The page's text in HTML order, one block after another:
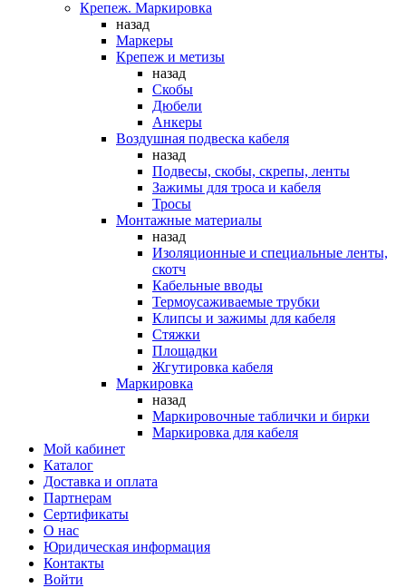
Крепеж. Маркировка
назад
Маркеры
Крепеж и метизы
назад
Скобы
Дюбели
Анкеры
Воздушная подвеска кабеля
назад
Подвесы, скобы, скрепы, ленты
Зажимы для троса и кабеля
Тросы
Монтажные материалы
назад
Изоляционные и специальные ленты,
скотч
Кабельные вводы
Термоусаживаемые трубки
Клипсы и зажимы для кабеля
Стяжки
Площадки
Жгутировка кабеля
Маркировка
назад
Маркировочные таблички и бирки
Маркировка для кабеля
Мой кабинет
Каталог
Доставка и оплата
Партнерам
Сертификаты
О нас
Юридическая информация
Контакты
Войти